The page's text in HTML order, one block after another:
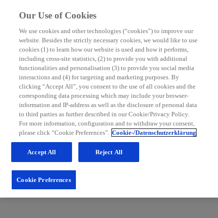
MS Nurse Bereich
Mit grundlegenden Informationen zur Multiplen Sklerose
sowie hilfreichen Tipps für die Patientenbetreuung möchten
wir Sie in Ihrem Praxisalltag unterstützen. Schauen Sie
regelmäßig im MS Nurse Bereich vorbei: Wir erweitern
unsere Inhalte und Services stetig für Sie.
Zum Nurse Bereich
Our Use of Cookies
We use cookies and other technologies (“cookies”) to improve our
website. Besides the strictly necessary cookies, we would like to use
cookies (1) to learn how our website is used and how it performs,
including cross-site statistics, (2) to provide you with additional
functionalities and personalisation (3) to provide you social media
interactions and (4) for targeting and marketing purposes. By
clicking “Accept All”, you consent to the use of all cookies and the
corresponding data processing which may include your browser-
information and IP-address as well as the disclosure of personal data
to third parties as further described in our Cookie/Privacy Policy.
For more information, configuration and to withdraw your consent,
please click “Cookie Preferences”. Cookie-/Datenschutzerklärung
Cookie Preferences
Reject All
Accept All